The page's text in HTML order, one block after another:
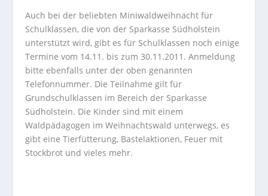
Auch bei der beliebten Miniwaldweihnacht für
Schulklassen, die von der Sparkasse Südholstein
unterstützt wird, gibt es für Schulklassen noch einige
Termine vom 14.11. bis zum 30.11.2011. Anmeldung
bitte ebenfalls unter der oben genannten
Telefonnummer. Die Teilnahme gilt für
Grundschulklassen im Bereich der Sparkasse
Südholstein. Die Kinder sind mit einem
Waldpädagogen im Weihnachtswald unterwegs, es
gibt eine Tierfütterung, Bastelaktionen, Feuer mit
Stockbrot und vieles mehr.